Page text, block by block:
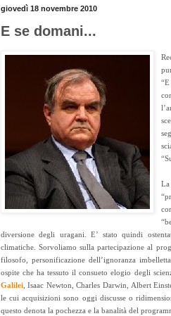
giovedì 18 novembre 2010
E se domani...
diversione degli uragani. E’ stato quindi
climatiche. Sorvoliamo sulla partecipazione al
filosofo, personificazione dell’ignoranza
ospite che ha tessuto il consueto elogio degli
Galilei, Isaac Newton, Charles Darwin, Albert
le cui acquisizioni sono oggi discusse o
questo denota la pochezza e la banalità del